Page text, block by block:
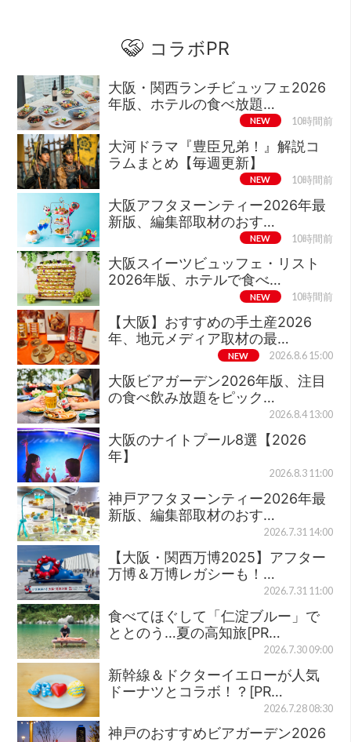
コラボPR
大阪・関西ランチビュッフェ2026
年版、ホテルの食べ放題…
NEW 10時間前
大河ドラマ『豊臣兄弟！』解説コ
ラムまとめ【毎週更新】
NEW 10時間前
大阪アフタヌーンティー2026年最
新版、編集部取材のおす…
NEW 10時間前
大阪スイーツビュッフェ・リスト
2026年版、ホテルで食べ…
NEW 10時間前
【大阪】おすすめの手土産2026
年、地元メディア取材の最…
NEW 2026.8.6 15:00
大阪ビアガーデン2026年版、注目
の食べ飲み放題をピック…
2026.8.4 13:00
大阪のナイトプール8選【2026
年】
2026.8.3 11:00
神戸アフタヌーンティー2026年最
新版、編集部取材のおす…
2026.7.31 14:00
【大阪・関西万博2025】アフター
万博＆万博レガシーも！…
2026.7.31 11:00
食べてほぐして「仁淀ブルー」で
ととのう…夏の高知旅[PR…
2026.7.30 09:00
新幹線＆ドクターイエローが人気
ドーナツとコラボ！？[PR…
2026.7.28 08:30
神戸のおすすめビアガーデン2026